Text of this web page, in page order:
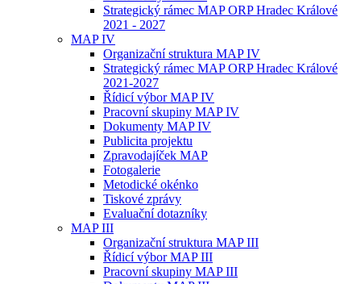
Strategický rámec MAP ORP Hradec Králové
2021 - 2027
MAP IV
Organizační struktura MAP IV
Strategický rámec MAP ORP Hradec Králové
2021-2027
Řídicí výbor MAP IV
Pracovní skupiny MAP IV
Dokumenty MAP IV
Publicita projektu
Zpravodajíček MAP
Fotogalerie
Metodické okénko
Tiskové zprávy
Evaluační dotazníky
MAP III
Organizační struktura MAP III
Řídicí výbor MAP III
Pracovní skupiny MAP III